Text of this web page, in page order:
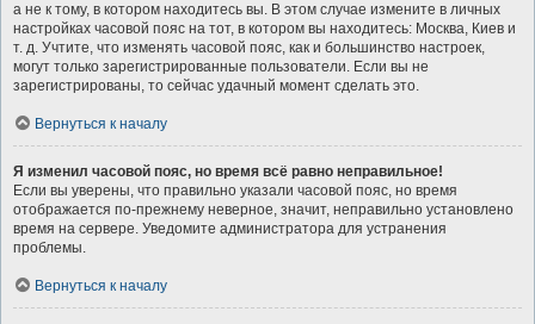
а не к тому, в котором находитесь вы. В этом случае измените в личных
настройках часовой пояс на тот, в котором вы находитесь: Москва, Киев и
т. д. Учтите, что изменять часовой пояс, как и большинство настроек,
могут только зарегистрированные пользователи. Если вы не
зарегистрированы, то сейчас удачный момент сделать это.
Вернуться к началу
Я изменил часовой пояс, но время всё равно неправильное!
Если вы уверены, что правильно указали часовой пояс, но время
отображается по-прежнему неверное, значит, неправильно установлено
время на сервере. Уведомите администратора для устранения
проблемы.
Вернуться к началу